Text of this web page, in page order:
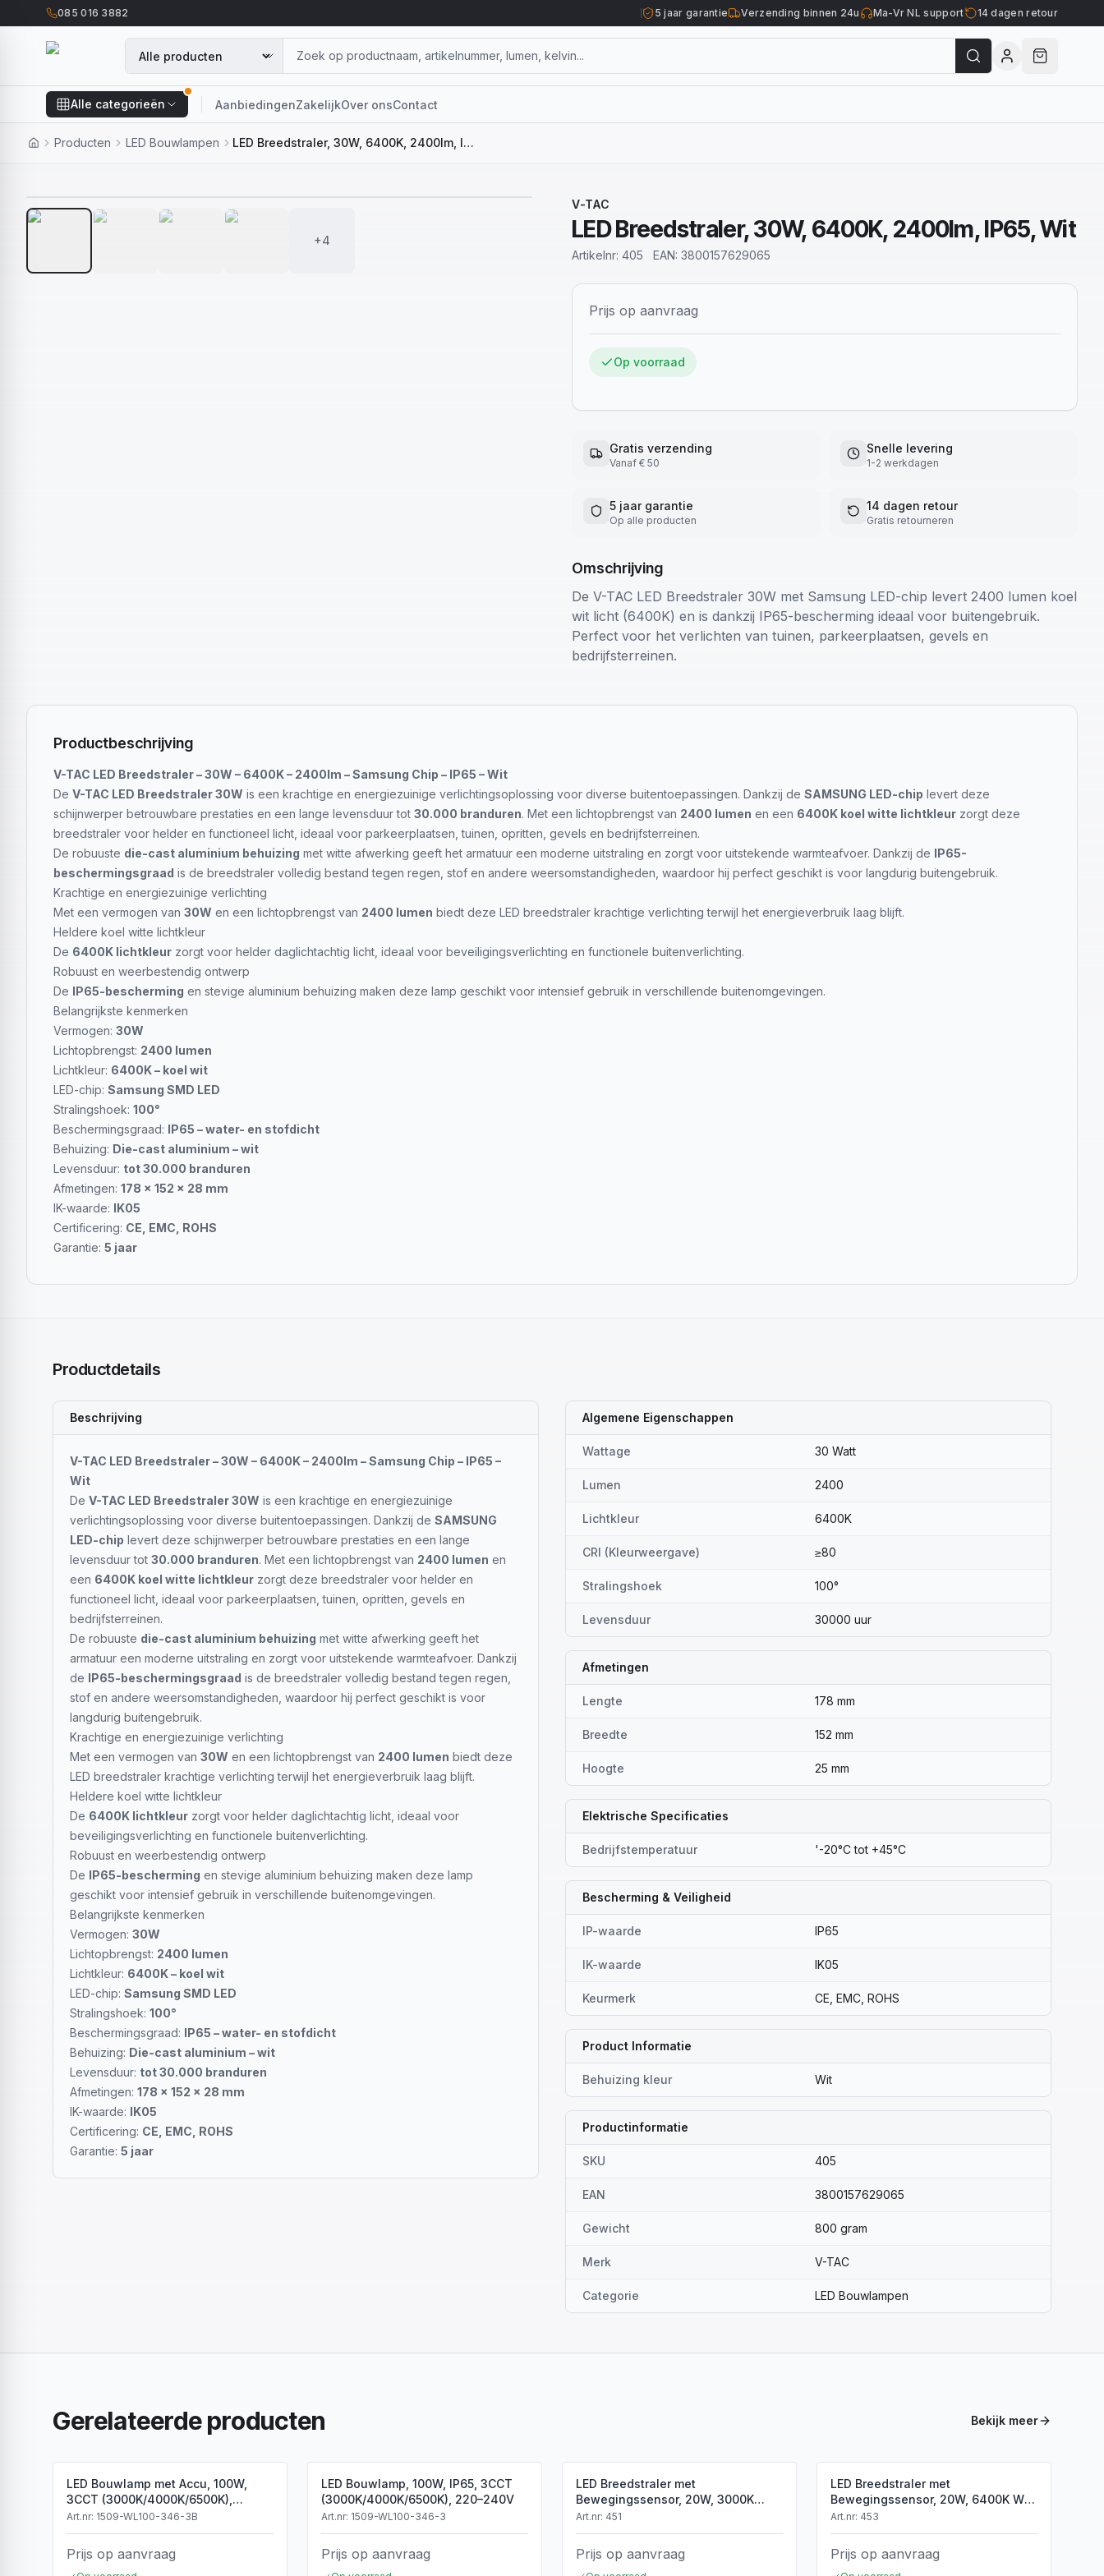
085 016 3882 5 jaar garantie Verzending binnen 24u Ma-Vr NL support 14 dagen retour
Alle categorieën AanbiedingenZakelijkOver onsContact
Producten LED Bouwlampen LED Breedstraler, 30W, 6400K, 2400lm, IP65, Wit
+4
V-TAC
LED Breedstraler, 30W, 6400K, 2400lm, IP65, Wit
Artikelnr: 405 EAN: 3800157629065
Prijs op aanvraag
Op voorraad
Gratis verzending
Vanaf € 50
Snelle levering
1-2 werkdagen
5 jaar garantie
Op alle producten
14 dagen retour
Gratis retourneren
Omschrijving
De V-TAC LED Breedstraler 30W met Samsung LED-chip levert 2400 lumen koel
wit licht (6400K) en is dankzij IP65-bescherming ideaal voor buitengebruik.
Perfect voor het verlichten van tuinen, parkeerplaatsen, gevels en
bedrijfsterreinen.
Productbeschrijving
V-TAC LED Breedstraler – 30W – 6400K – 2400lm – Samsung Chip – IP65 – Wit
De V-TAC LED Breedstraler 30W is een krachtige en energiezuinige verlichtingsoplossing voor diverse buitentoepassingen. Dankzij de SAMSUNG LED-chip levert deze
schijnwerper betrouwbare prestaties en een lange levensduur tot 30.000 branduren. Met een lichtopbrengst van 2400 lumen en een 6400K koel witte lichtkleur zorgt deze
breedstraler voor helder en functioneel licht, ideaal voor parkeerplaatsen, tuinen, opritten, gevels en bedrijfsterreinen.
De robuuste die-cast aluminium behuizing met witte afwerking geeft het armatuur een moderne uitstraling en zorgt voor uitstekende warmteafvoer. Dankzij de IP65-
beschermingsgraad is de breedstraler volledig bestand tegen regen, stof en andere weersomstandigheden, waardoor hij perfect geschikt is voor langdurig buitengebruik.
Krachtige en energiezuinige verlichting
Met een vermogen van 30W en een lichtopbrengst van 2400 lumen biedt deze LED breedstraler krachtige verlichting terwijl het energieverbruik laag blijft.
Heldere koel witte lichtkleur
De 6400K lichtkleur zorgt voor helder daglichtachtig licht, ideaal voor beveiligingsverlichting en functionele buitenverlichting.
Robuust en weerbestendig ontwerp
De IP65-bescherming en stevige aluminium behuizing maken deze lamp geschikt voor intensief gebruik in verschillende buitenomgevingen.
Belangrijkste kenmerken
Vermogen: 30W
Lichtopbrengst: 2400 lumen
Lichtkleur: 6400K – koel wit
LED-chip: Samsung SMD LED
Stralingshoek: 100°
Beschermingsgraad: IP65 – water- en stofdicht
Behuizing: Die-cast aluminium – wit
Levensduur: tot 30.000 branduren
Afmetingen: 178 × 152 × 28 mm
IK-waarde: IK05
Certificering: CE, EMC, ROHS
Garantie: 5 jaar
Productdetails
Beschrijving
V-TAC LED Breedstraler – 30W – 6400K – 2400lm – Samsung Chip – IP65 –
Wit
De V-TAC LED Breedstraler 30W is een krachtige en energiezuinige
verlichtingsoplossing voor diverse buitentoepassingen. Dankzij de SAMSUNG
LED-chip levert deze schijnwerper betrouwbare prestaties en een lange
levensduur tot 30.000 branduren. Met een lichtopbrengst van 2400 lumen en
een 6400K koel witte lichtkleur zorgt deze breedstraler voor helder en
functioneel licht, ideaal voor parkeerplaatsen, tuinen, opritten, gevels en
bedrijfsterreinen.
De robuuste die-cast aluminium behuizing met witte afwerking geeft het
armatuur een moderne uitstraling en zorgt voor uitstekende warmteafvoer. Dankzij
de IP65-beschermingsgraad is de breedstraler volledig bestand tegen regen,
stof en andere weersomstandigheden, waardoor hij perfect geschikt is voor
langdurig buitengebruik.
Krachtige en energiezuinige verlichting
Met een vermogen van 30W en een lichtopbrengst van 2400 lumen biedt deze
LED breedstraler krachtige verlichting terwijl het energieverbruik laag blijft.
Heldere koel witte lichtkleur
De 6400K lichtkleur zorgt voor helder daglichtachtig licht, ideaal voor
beveiligingsverlichting en functionele buitenverlichting.
Robuust en weerbestendig ontwerp
De IP65-bescherming en stevige aluminium behuizing maken deze lamp
geschikt voor intensief gebruik in verschillende buitenomgevingen.
Belangrijkste kenmerken
Vermogen: 30W
Lichtopbrengst: 2400 lumen
Lichtkleur: 6400K – koel wit
LED-chip: Samsung SMD LED
Stralingshoek: 100°
Beschermingsgraad: IP65 – water- en stofdicht
Behuizing: Die-cast aluminium – wit
Levensduur: tot 30.000 branduren
Afmetingen: 178 × 152 × 28 mm
IK-waarde: IK05
Certificering: CE, EMC, ROHS
Garantie: 5 jaar
Algemene Eigenschappen
Wattage 30 Watt
Lumen 2400
Lichtkleur 6400K
CRI (Kleurweergave) ≥80
Stralingshoek 100°
Levensduur 30000 uur
Afmetingen
Lengte 178 mm
Breedte 152 mm
Hoogte 25 mm
Elektrische Specificaties
Bedrijfstemperatuur '-20°C tot +45°C
Bescherming & Veiligheid
IP-waarde IP65
IK-waarde IK05
Keurmerk CE, EMC, ROHS
Product Informatie
Behuizing kleur Wit
Productinformatie
SKU 405
EAN 3800157629065
Gewicht 800 gram
Merk V-TAC
Categorie LED Bouwlampen
Gerelateerde producten Bekijk meer
LED Bouwlamp met Accu, 100W,
3CCT (3000K/4000K/6500K),
Dimbaar, LiFePO4, Type-C
Art.nr: 1509-WL100-346-3B
Prijs op aanvraag
LED Bouwlamp, 100W, IP65, 3CCT
(3000K/4000K/6500K), 220–240V
Art.nr: 1509-WL100-346-3
Prijs op aanvraag
LED Breedstraler met
Bewegingssensor, 20W, 3000K
Warm Wit, 1600lm, IP65, Zwart
Art.nr: 451
Prijs op aanvraag
LED Breedstraler met
Bewegingssensor, 20W, 6400K Wit,
1600lm, IP65, Zwart
Art.nr: 453
Prijs op aanvraag